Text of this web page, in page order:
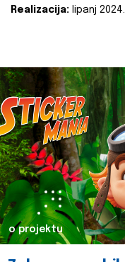
Realizacija: lipanj 2024.
o projektu